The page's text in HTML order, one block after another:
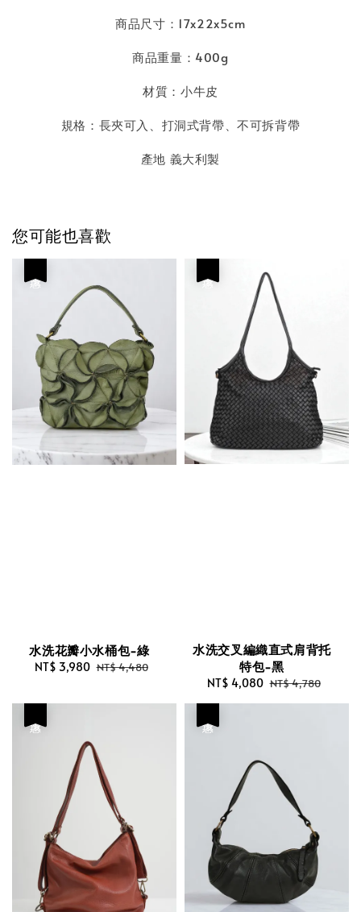
商品尺寸：17x22x5cm
商品重量：400g
材質：小牛皮
規格：長夾可入 、 打洞式背帶、不可拆背帶
產地 義大利製
您可能也喜歡
水洗花瓣小水桶包-綠
Sale
NT$ 3,980 Regular
NT$ 4,480
水洗交叉編織直式肩背托
特包-黑
Sale
price
NT$ 4,080 Regular
price
NT$ 4,780